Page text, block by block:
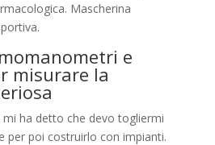
Mascherina
e
misurare la
ha detto che devo togliermi
per poi costruirlo con impianti.